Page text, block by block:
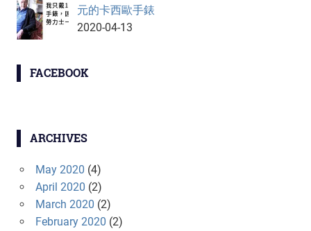
元的卡西歐手錶
2020-04-13
FACEBOOK
ARCHIVES
May 2020 (4)
April 2020 (2)
March 2020 (2)
February 2020 (2)